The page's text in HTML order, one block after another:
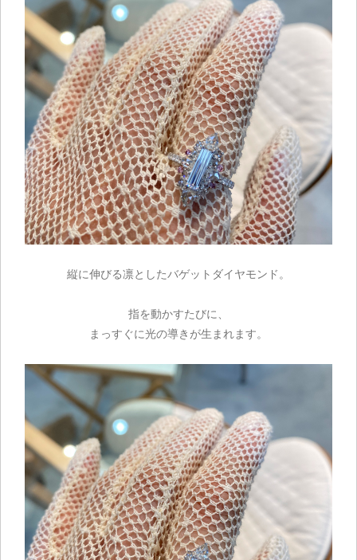
縦に伸びる凛としたバゲットダイヤモンド。
指を動かすたびに、
まっすぐに光の導きが生まれます。